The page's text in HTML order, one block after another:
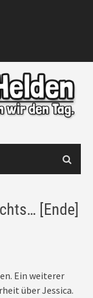
[Ende]
Ein weiterer
über Jessica.